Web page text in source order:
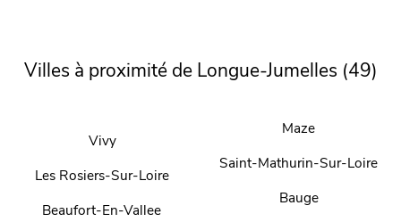
Villes à proximité de Longue-Jumelles (49)
Vivy
Les Rosiers-Sur-Loire
Beaufort-En-Vallee
Maze
Saint-Mathurin-Sur-Loire
Bauge